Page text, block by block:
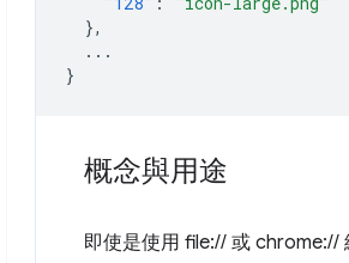
},
...
}
概念與用途
即使是使用 file:// 或 chrome://